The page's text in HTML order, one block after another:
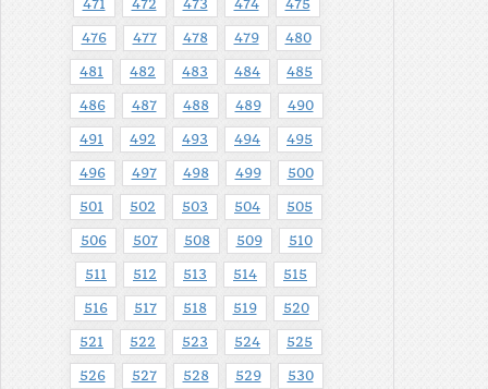
471 472 473 474 475
476 477 478 479 480
481 482 483 484 485
486 487 488 489 490
491 492 493 494 495
496 497 498 499 500
501 502 503 504 505
506 507 508 509 510
511 512 513 514 515
516 517 518 519 520
521 522 523 524 525
526 527 528 529 530